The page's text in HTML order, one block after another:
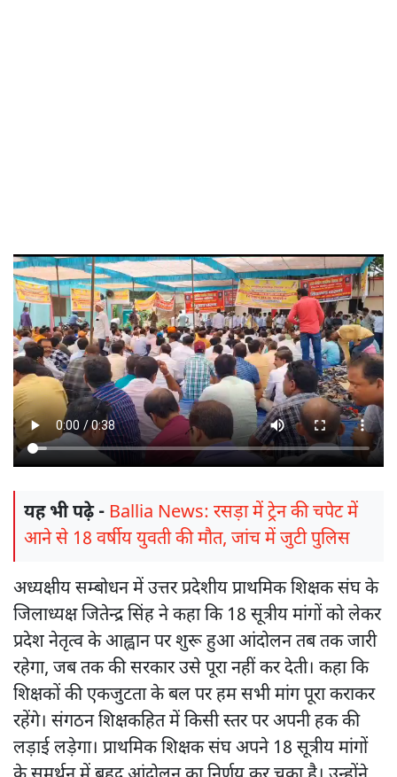
यह भी पढ़े - Ballia News: रसड़ा में ट्रेन की चपेट में
आने से 18 वर्षीय युवती की मौत, जांच में जुटी पुलिस
अध्यक्षीय सम्बोधन में उत्तर प्रदेशीय प्राथमिक शिक्षक संघ के
जिलाध्यक्ष जितेन्द्र सिंह ने कहा कि 18 सूत्रीय मांगों को लेकर
प्रदेश नेतृत्व के आह्वान पर शुरू हुआ आंदोलन तब तक जारी
रहेगा, जब तक की सरकार उसे पूरा नहीं कर देती। कहा कि
शिक्षकों की एकजुटता के बल पर हम सभी मांग पूरा कराकर
रहेंगे। संगठन शिक्षकहित में किसी स्तर पर अपनी हक की
लड़ाई लड़ेगा। प्राथमिक शिक्षक संघ अपने 18 सूत्रीय मांगों